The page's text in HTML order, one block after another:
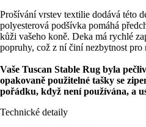
Prošívání vrstev textilie dodává této
polyesterová podšívka pomáhá
kůži vašeho koně. Deka má rychlé
popruhy, což z ní činí nezbytnost pro
Vaše Tuscan Stable Rug byla
opakovaně použitelné tašky se
pořádku, když není používána, a
Technické detaily